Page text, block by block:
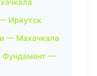
Иркутск
— Махачкала
Фундамент —